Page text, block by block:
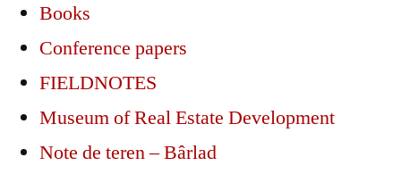
Books
Conference papers
FIELDNOTES
Museum of Real Estate Development
Note de teren – Bârlad